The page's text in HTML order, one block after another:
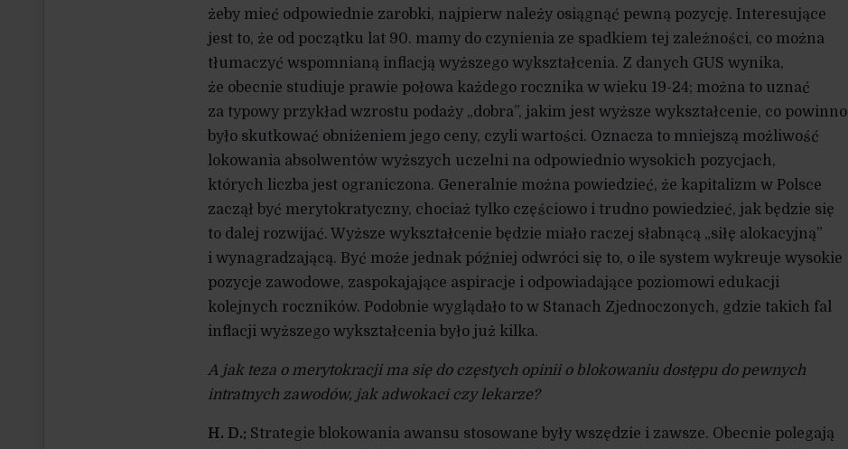
żeby mieć odpowiednie zarobki, najpierw należy osiągnąć pewną pozycję. Interesujące
jest to, że od początku lat 90. mamy do czynienia ze spadkiem tej zależności, co można
tłumaczyć wspomnianą inflacją wyższego wykształcenia. Z danych GUS wynika,
że obecnie studiuje prawie połowa każdego rocznika w wieku 19-24; można to uznać
za typowy przykład wzrostu podaży „dobra”, jakim jest wyższe wykształcenie, co powinno
było skutkować obniżeniem jego ceny, czyli wartości. Oznacza to mniejszą możliwość
lokowania absolwentów wyższych uczelni na odpowiednio wysokich pozycjach,
których liczba jest ograniczona. Generalnie można powiedzieć, że kapitalizm w Polsce
zaczął być merytokratyczny, chociaż tylko częściowo i trudno powiedzieć, jak będzie się
to dalej rozwijać. Wyższe wykształcenie będzie miało raczej słabnącą „siłę alokacyjną”
i wynagradzającą. Być może jednak później odwróci się to, o ile system wykreuje wysokie
pozycje zawodowe, zaspokajające aspiracje i odpowiadające poziomowi edukacji
kolejnych roczników. Podobnie wyglądało to w Stanach Zjednoczonych, gdzie takich fal
inflacji wyższego wykształcenia było już kilka.
A jak teza o merytokracji ma się do częstych opinii o blokowaniu dostępu do pewnych
intratnych zawodów, jak adwokaci czy lekarze?
H. D.: Strategie blokowania awansu stosowane były wszędzie i zawsze. Obecnie polegają